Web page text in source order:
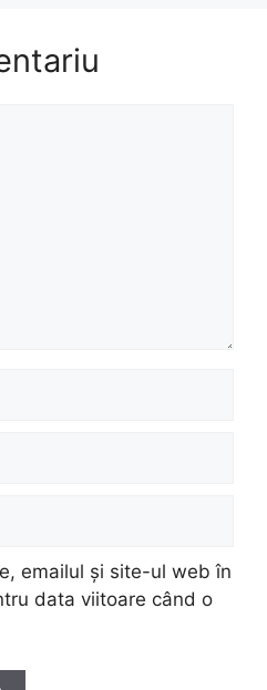
emailul și site-ul web în
data viitoare când o